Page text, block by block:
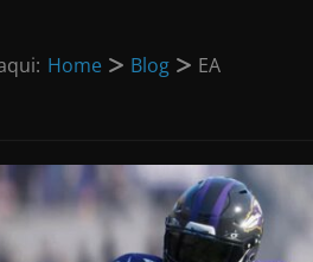
Home Blog EA